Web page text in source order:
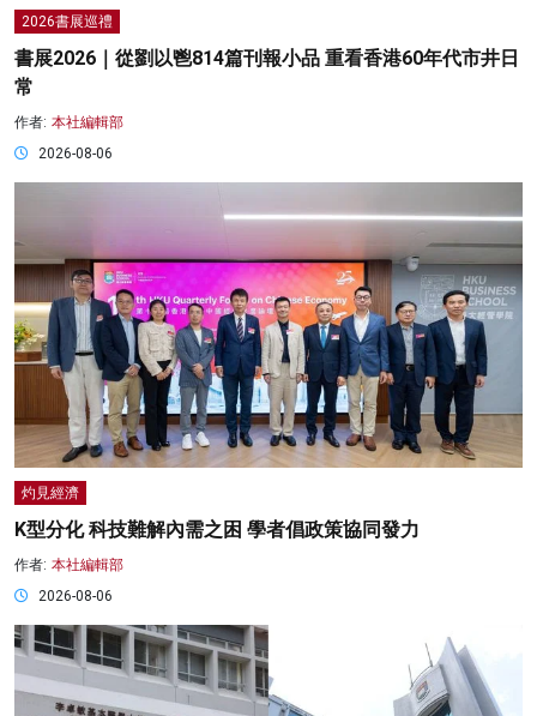
2026書展巡禮
書展2026｜從劉以鬯814篇刊報小品 重看香港60年代市井日
常
作者: 本社編輯部
2026-08-06
灼見經濟
K型分化 科技難解內需之困 學者倡政策協同發力
作者: 本社編輯部
2026-08-06